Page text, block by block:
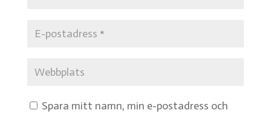
Spara mitt namn, min e-postadress och